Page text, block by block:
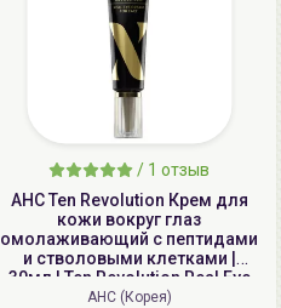
/ 1 отзыв
AHC Ten Revolution Крем для
кожи вокруг глаз
омолаживающий с пептидами
и стволовыми клетками |
30мл | Ten Revolution Real Eye
Cream For Face
AHC (Корея)